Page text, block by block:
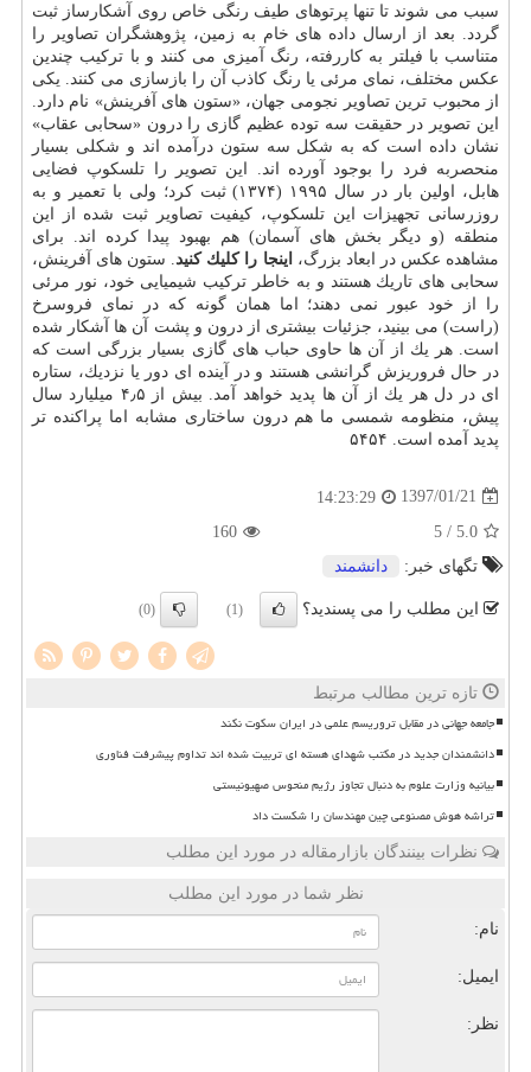
سبب می شوند تا تنها پرتوهای طیف رنگی خاص روی آشكارساز ثبت
گردد. بعد از ارسال داده های خام به زمین، پژوهشگران تصاویر را
متناسب با فیلتر به كاررفته، رنگ آمیزی می كنند و با تركیب چندین
عكس مختلف، نمای مرئی یا رنگ كاذب آن را بازسازی می كنند. یكی
از محبوب ترین تصاویر نجومی جهان، «ستون های آفرینش» نام دارد.
این تصویر در حقیقت سه توده عظیم گازی را درون «سحابی عقاب»
نشان داده است كه به شكل سه ستون درآمده اند و شكلی بسیار
منحصربه فرد را بوجود آورده اند. این تصویر را تلسكوپ فضایی
هابل، اولین بار در سال ۱۹۹۵ (۱۳۷۴) ثبت كرد؛ ولی با تعمیر و به
روزرسانی تجهیزات این تلسكوپ، كیفیت تصاویر ثبت شده از این
منطقه (و دیگر بخش های آسمان) هم بهبود پیدا كرده اند. برای
مشاهده عكس در ابعاد بزرگ، اینجا را كلیك كنید. ستون های آفرینش،
سحابی های تاریك هستند و به خاطر تركیب شیمیایی خود، نور مرئی
را از خود عبور نمی دهند؛ اما همان گونه كه در نمای فروسرخ
(راست) می بینید، جزئیات بیشتری از درون و پشت آن ها آشكار شده
است. هر یك از آن ها حاوی حباب های گازی بسیار بزرگی است كه
در حال فروریزش گرانشی هستند و در آینده ای دور یا نزدیك، ستاره
ای در دل هر یك از آن ها پدید خواهد آمد. بیش از ۴٫۵ میلیارد سال
پیش، منظومه شمسی ما هم درون ساختاری مشابه اما پراكنده تر
پدید آمده است. ۵۴۵۴
1397/01/21
14:23:29
5.0
/ 5
160
تگهای خبر:
دانشمند
این مطلب را می پسندید؟ (1)
(0)
تازه ترین مطالب مرتبط
جامعه جهانی در مقابل تروریسم علمی در ایران سکوت نکند
دانشمندان جدید در مکتب شهدای هسته ای تربیت شده اند تداوم پیشرفت فناوری
بیانیه وزارت علوم به دنبال تجاوز رژیم منحوس صهیونیستی
تراشه هوش مصنوعی چین مهندسان را شکست داد
نظرات بینندگان بازارمقاله در مورد این مطلب
نظر شما در مورد این مطلب
نام:
ایمیل:
نظر: